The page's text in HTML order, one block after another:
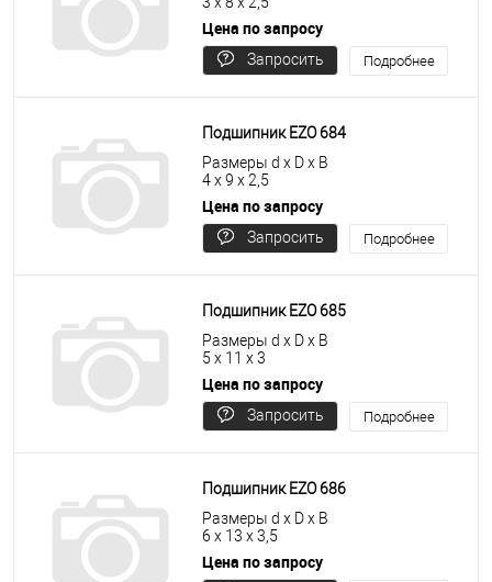
Цена по запросу
Запросить
Подробнее
Подшипник EZO 684
Размеры d x D x B
4 x 9 x 2,5
Цена по запросу
Запросить
Подробнее
Подшипник EZO 685
Размеры d x D x B
5 x 11 x 3
Цена по запросу
Запросить
Подробнее
Подшипник EZO 686
Размеры d x D x B
6 x 13 x 3,5
Цена по запросу